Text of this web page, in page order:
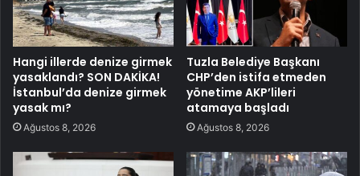
Hangi illerde denize girmek
yasaklandı? SON DAKİKA!
İstanbul’da denize girmek
yasak mı?
Ağustos 8, 2026
Tuzla Belediye Başkanı
CHP’den istifa etmeden
yönetime AKP’lileri
atamaya başladı
Ağustos 8, 2026